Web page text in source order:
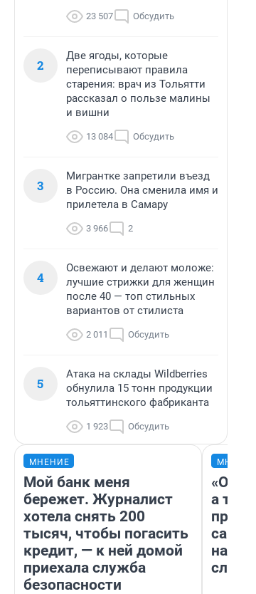
23 507 Обсудить
2
Две ягоды, которые
переписывают правила
старения: врач из Тольятти
рассказал о пользе малины
и вишни
13 084 Обсудить
3
Мигрантке запретили въезд
в Россию. Она сменила имя и
прилетела в Самару
3 966 2
4
Освежают и делают моложе:
лучшие стрижки для женщин
после 40 — топ стильных
вариантов от стилиста
2 011 Обсудить
5
Атака на склады Wildberries
обнулила 15 тонн продукции
тольяттинского фабриканта
1 923 Обсудить
МНЕНИЕ
Мой банк меня
бережет. Журналист
хотела снять 200
тысяч, чтобы погасить
кредит, — к ней домой
приехала служба
безопасности
а там
на
слезы